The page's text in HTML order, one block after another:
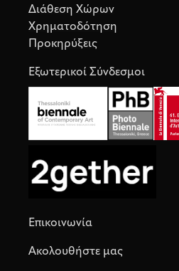
Διάθεση Χώρων
Χρηματοδότηση
Προκηρύξεις
Εξωτερικοί Σύνδεσμοι
Επικοινωνία
Ακολουθήστε μας